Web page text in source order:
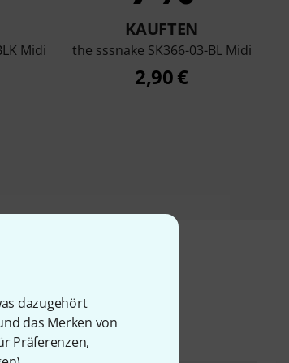
dazugehört
das Merken von
Präferenzen,
Midi
KAUFTEN
the sssnake SK366-03-BL Midi
2,90 €